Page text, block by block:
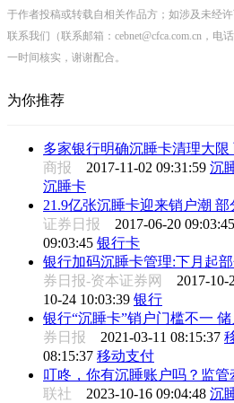
于作者投稿或转载自相关作品方；如涉及未经
联系我们（联系邮箱：cebnet@cfca.com.cn，电
一时间核实，谢谢配合。
为你推荐
多家银行明确沉睡卡清理大限
商报 2017-11-02 09:31:59 沉
沉睡卡
21.9亿张沉睡卡迎来销户潮
证券日报 2017-06-20 09:03:45
09:03:45 银行卡
银行加码沉睡卡管理:下月起
券日报-资本证券网 2017-10-
10-24 10:03:39 银行
银行“沉睡卡”销户门槛不一
券日报 2021-03-11 08:15:37
08:15:37 移动支付
叮咚，你有沉睡账户吗？监管
联社 2023-10-16 09:04:48 沉